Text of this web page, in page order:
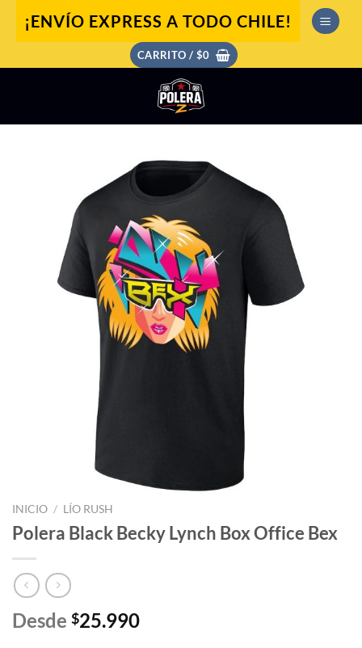
¡ENVÍO EXPRESS A TODO CHILE!
CARRITO / $0
INICIO / LÍO RUSH
Polera Black Becky Lynch Box Office Bex
Desde $25.990